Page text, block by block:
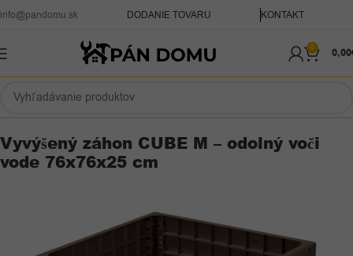
info@pandomu.sk DODANIE TOVARU KONTAKT
0 0,00
Domov Záhrada Vyvýšené záhony a palisády
Vyvýšený záhon CUBE M – odolný voči
vode 76x76x25 cm